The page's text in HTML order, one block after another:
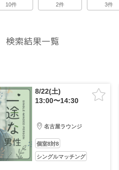
10件
2件
3件
検索結果一覧
8/22(土)
13:00〜14:30
名古屋ラウンジ
個室8対8
シングルマッチング